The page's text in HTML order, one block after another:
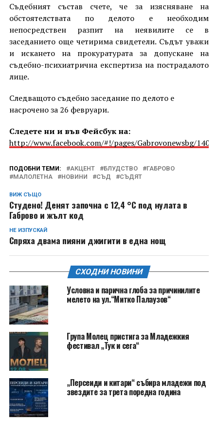
Съдебният състав счете, че за изясняване на
обстоятелствата по делото е необходим
непосредствен разпит на неявилите се в
заседанието още четирима свидетели. Съдът уважи
и искането на прокуратурата за допускане на
съдебно-психиатрична експертиза на пострадалото
лице.
Следващото съдебно заседание по делото е
насрочено за 26 февруари.
Следете ни и във Фейсбук на:
http://www.facebook.com/#!/pages/Gabrovonewsbg/
ПОДОБНИ ТЕМИ: АКЦЕНТ БЛУДСТВО
ГАБРОВО
МАЛОЛЕТНА
НОВИНИ СЪД СЪДЯТ
ВИЖ СЪЩО
Студено! Денят започна с 12,4 °С под нулата в
Габрово и жълт код
НЕ ИЗПУСКАЙ
Спряха двама пияни джигити в една нощ
СХОДНИ НОВИНИ
Условна и парична глоба за причинилите
мелето на ул.“Митко Палаузов“
Група Молец пристига за Младежкия
фестивал „Тук и сега“
„Персеиди и китари“ събира младежи под
звездите за трета поредна година